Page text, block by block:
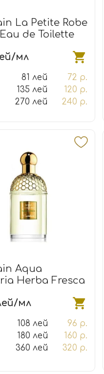
La Petite Robe
de Toilette
мл
81 лей
72 р.
135 лей
120 р.
270 лей 240 р.
Aqua
Herba Fresca
мл
108 лей
96 р.
180 лей
160 р.
360 лей 320 р.